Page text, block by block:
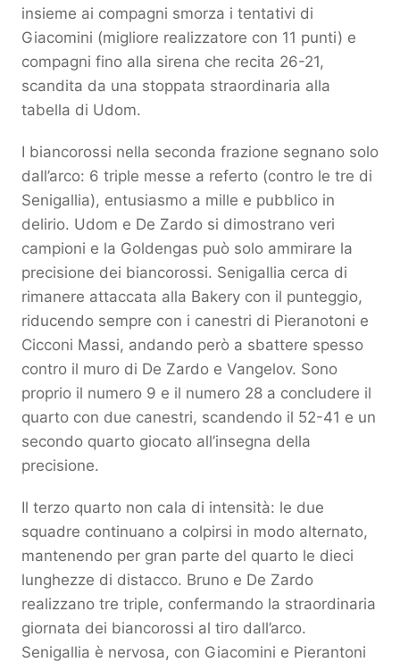
insieme ai compagni smorza i tentativi di
Giacomini (migliore realizzatore con 11 punti) e
compagni fino alla sirena che recita 26-21,
scandita da una stoppata straordinaria alla
tabella di Udom.
I biancorossi nella seconda frazione segnano solo
dall’arco: 6 triple messe a referto (contro le tre di
Senigallia), entusiasmo a mille e pubblico in
delirio. Udom e De Zardo si dimostrano veri
campioni e la Goldengas può solo ammirare la
precisione dei biancorossi. Senigallia cerca di
rimanere attaccata alla Bakery con il punteggio,
riducendo sempre con i canestri di Pieranotoni e
Cicconi Massi, andando però a sbattere spesso
contro il muro di De Zardo e Vangelov. Sono
proprio il numero 9 e il numero 28 a concludere il
quarto con due canestri, scandendo il 52-41 e un
secondo quarto giocato all’insegna della
precisione.
Il terzo quarto non cala di intensità: le due
squadre continuano a colpirsi in modo alternato,
mantenendo per gran parte del quarto le dieci
lunghezze di distacco. Bruno e De Zardo
realizzano tre triple, confermando la straordinaria
giornata dei biancorossi al tiro dall’arco.
Senigallia è nervosa, con Giacomini e Pierantoni